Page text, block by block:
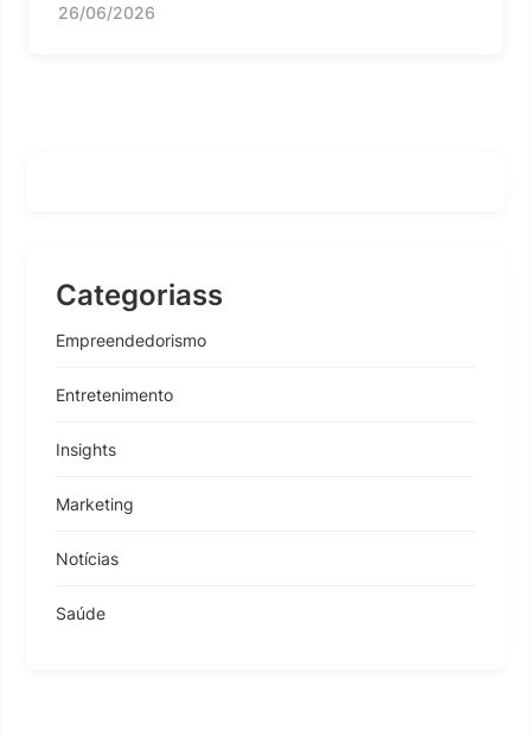
26/06/2026
Categoriass
Empreendedorismo
Entretenimento
Insights
Marketing
Notícias
Saúde